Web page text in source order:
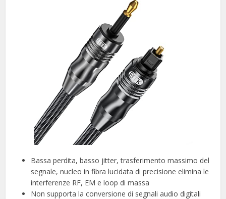
Bassa perdita, basso jitter, trasferimento massimo del
segnale, nucleo in fibra lucidata di precisione elimina le
interferenze RF, EM e loop di massa
Non supporta la conversione di segnali audio digitali